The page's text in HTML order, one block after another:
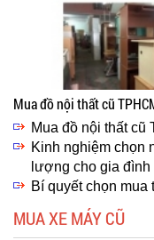
Mua đồ nội thất cũ
Mua đồ nội thất cũ
Kinh nghiệm chọn
lượng cho gia đình
Bí quyết chọn mua
MUA XE MÁY CŨ